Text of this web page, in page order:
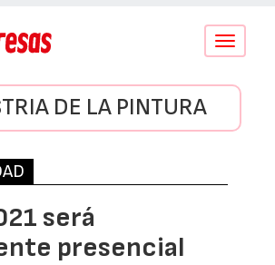
Conmutar
DE LA PINTURA
será
presencial